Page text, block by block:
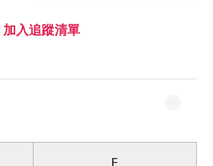
加入追蹤清單
F